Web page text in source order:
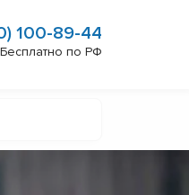
100-89-44
Бесплатно по РФ